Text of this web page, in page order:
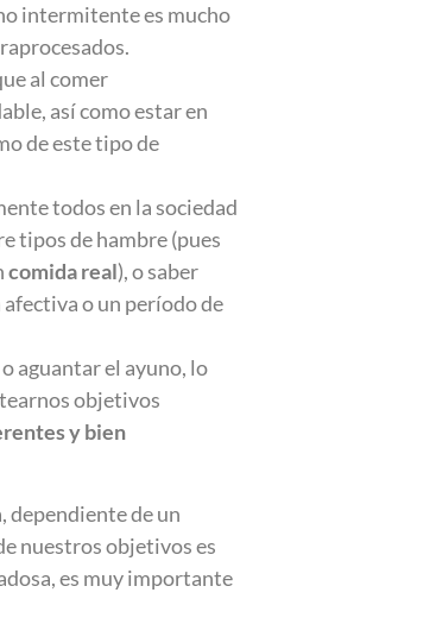
intermitente es mucho
al comer
así como estar en
de este tipo de
todos en la sociedad
tipos de hambre (pues
comida real), o saber
o un período de
aguantar el ayuno, lo
objetivos
y bien
dependiente de un
nuestros objetivos es
es muy importante